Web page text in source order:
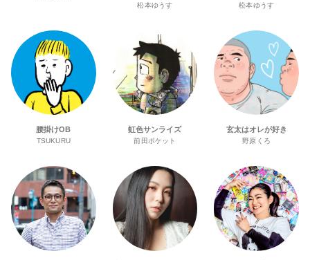
松本ゆうす 松本ゆうす
腰掛けOB
TSUKURU
虹色サンライズ
前田ポケット
玄太はオレが好き
野原くろ